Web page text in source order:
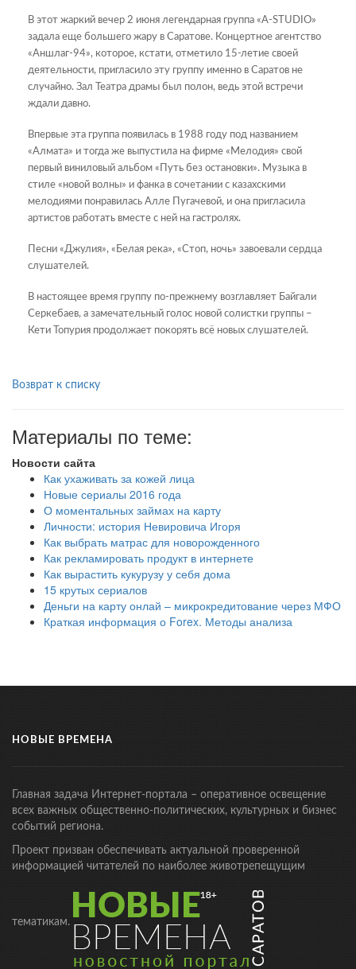
В этот жаркий вечер 2 июня легендарная группа «A-STUDIO»
задала еще большего жару в Саратове. Концертное агентство
«Аншлаг-94», которое, кстати, отметило 15-летие своей
деятельности, пригласило эту группу именно в Саратов не
случайно. Зал Театра драмы был полон, ведь этой встречи
ждали давно.
Впервые эта группа появилась в 1988 году под названием
«Алмата» и тогда же выпустила на фирме «Мелодия» свой
первый виниловый альбом «Путь без остановки». Музыка в
стиле «новой волны» и фанка в сочетании с казахскими
мелодиями понравилась Алле Пугачевой, и она пригласила
артистов работать вместе с ней на гастролях.
Песни «Джулия», «Белая река», «Стоп, ночь» завоевали сердца
слушателей.
В настоящее время группу по-прежнему возглавляет Байгали
Серкебаев, а замечательный голос новой солистки группы –
Кети Топурия продолжает покорять всё новых слушателей.
Возврат к списку
Материалы по теме:
Новости сайта
Как ухаживать за кожей лица
Новые сериалы 2016 года
О моментальных займах на карту
Личности: история Невировича Игоря
Как выбрать матрас для новорожденного
Как рекламировать продукт в интернете
Как вырастить кукурузу у себя дома
15 крутых сериалов
Деньги на карту онлай – микрокредитование через МФО
Краткая информация о Forex. Методы анализа
НОВЫЕ ВРЕМЕНА
Главная задача Интернет-портала – оперативное освещение
всех важных общественно-политических, культурных и бизнес
событий региона.
Проект призван обеспечивать актуальной проверенной
информацией читателей по наиболее животрепещущим
тематикам.